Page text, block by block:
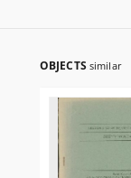
OBJECTS similar